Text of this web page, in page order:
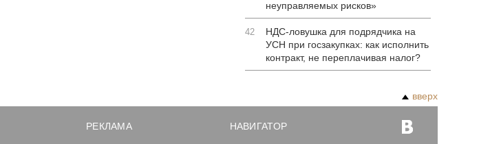
неуправляемых рисков»
42
НДС-ловушка для подрядчика на
УСН при госзакупках: как исполнить
контракт, не переплачивая налог?
вверх
РЕКЛАМА НАВИГАТОР